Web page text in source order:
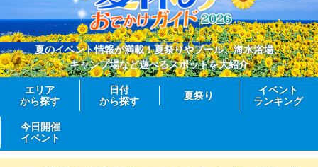
夏のイベント情報が満載！夏祭りやプール、海水浴場、
キャンプ場など遊べるスポットを大紹介
エリア
から探す
日付
から探す
夏祭り
イベント
ランキング
今日開催
イベント